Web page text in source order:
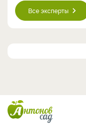
Все эксперты